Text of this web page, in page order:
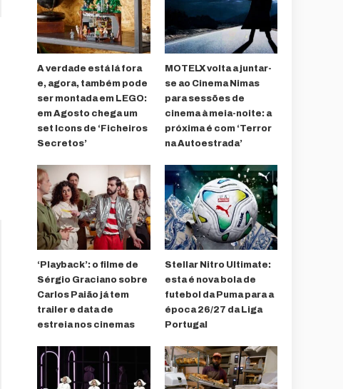
A verdade está lá fora
e, agora, também pode
ser montada em LEGO:
em Agosto chega um
set Icons de ‘Ficheiros
Secretos’
MOTELX volta a juntar-
se ao Cinema Nimas
para sessões de
cinema à meia-noite: a
próxima é com ‘Terror
na Autoestrada’
‘Playback’: o filme de
Sérgio Graciano sobre
Carlos Paião já tem
trailer e data de
estreia nos cinemas
Stellar Nitro Ultimate:
esta é nova bola de
futebol da Puma para a
época 26/27 da Liga
Portugal